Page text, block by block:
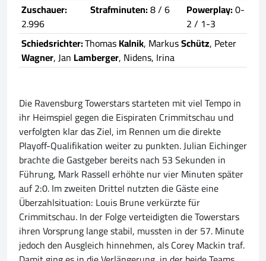
Zuschauer:
2.996
Strafminuten:8 / 6 Powerplay:0-
2 / 1-3
Schiedsrichter:ThomasKalnik, MarkusSchütz, Peter
Wagner, Jan Lamberger, Nidens, Irina
Die Ravensburg Towerstars starteten mit viel Tempo in
ihr Heimspiel gegen die Eispiraten Crimmitschau und
verfolgten klar das Ziel, im Rennen um die direkte
Playoff-Qualifikation weiter zu punkten. Julian Eichinger
brachte die Gastgeber bereits nach 53 Sekunden in
Führung, Mark Rassell erhöhte nur vier Minuten später
auf 2:0. Im zweiten Drittel nutzten die Gäste eine
Überzahlsituation: Louis Brune verkürzte für
Crimmitschau. In der Folge verteidigten die Towerstars
ihren Vorsprung lange stabil, mussten in der 57. Minute
jedoch den Ausgleich hinnehmen, als Corey Mackin traf.